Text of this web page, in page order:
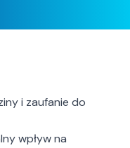
i zaufanie do
wpływ na